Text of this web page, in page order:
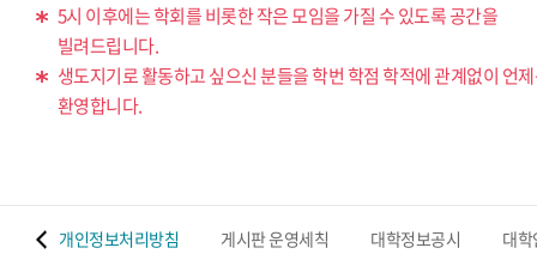
5시 이후에는 학회를 비롯한 작은 모임을 가질 수 있도록 공간을
빌려드립니다.
생도지기로 활동하고 싶으신 분들을 학번 학점 학적에 관계없이 언
환영합니다.
개인정보처리방침 게시판 운영세칙 대학정보공시 대